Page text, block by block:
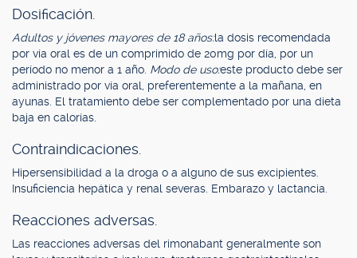
Dosificación.
Adultos y jóvenes mayores de 18 años:la dosis recomendada
por vía oral es de un comprimido de 20mg por día, por un
período no menor a 1 año. Modo de uso:este producto debe ser
administrado por vía oral, preferentemente a la mañana, en
ayunas. El tratamiento debe ser complementado por una dieta
baja en calorías.
Contraindicaciones.
Hipersensibilidad a la droga o a alguno de sus excipientes.
Insuficiencia hepática y renal severas. Embarazo y lactancia.
Reacciones adversas.
Las reacciones adversas del rimonabant generalmente son